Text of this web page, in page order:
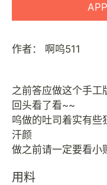
作者： 啊呜511
之前答应做这个手工
回头看了看~~
呜做的吐司着实有些
汗颜
用料